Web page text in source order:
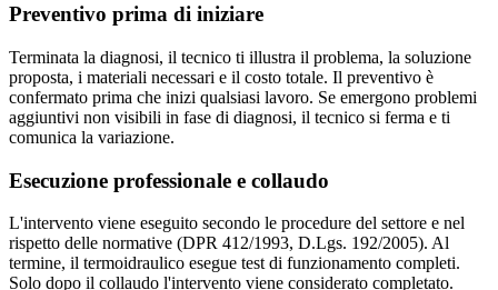
Preventivo prima di iniziare
Terminata la diagnosi, il tecnico ti illustra il problema, la soluzione
proposta, i materiali necessari e il costo totale. Il preventivo è
confermato prima che inizi qualsiasi lavoro. Se emergono problemi
aggiuntivi non visibili in fase di diagnosi, il tecnico si ferma e ti
comunica la variazione.
Esecuzione professionale e collaudo
L'intervento viene eseguito secondo le procedure del settore e nel
rispetto delle normative (DPR 412/1993, D.Lgs. 192/2005). Al
termine, il termoidraulico esegue test di funzionamento completi.
Solo dopo il collaudo l'intervento viene considerato completato.